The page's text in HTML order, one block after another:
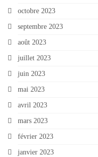
octobre 2023
septembre 2023
août 2023
juillet 2023
juin 2023
mai 2023
avril 2023
mars 2023
février 2023
janvier 2023